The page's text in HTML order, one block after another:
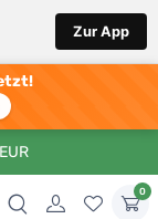
Zur App
0